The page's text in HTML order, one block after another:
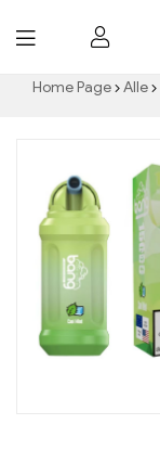
Home Page Alle